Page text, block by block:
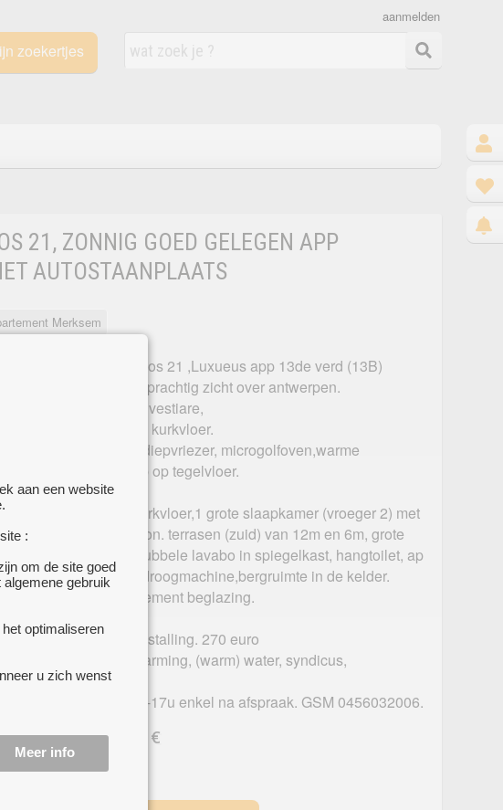
aan een website
:
om de site goed
gebruik
optimaliseren
u zich wenst
Meer info
zoekertjes
aanmelden
21, ZONNIG GOED GELEGEN APP
AUTOSTAANPLAATS
Merksem
Merksem, Leiebos 21 ,Luxueus app 13de verd (13B)
instapklaar met prachtig zicht over antwerpen.
uit inkomhal 6m met vestiare,
en veiligheidsdeur op kurkvloer.
10m met koelkast, diepvriezer, microgolfoven,warme
elekfornuis,dampkap op tegelvloer.
in L-vorm 40m op kurkvloer,1 grote slaapkamer (vroeger 2) met
kurkvloer, 2 grote zon. terrasen (zuid) van 12m en 6m, grote
met inloopdouche, dubbele lavabo in spiegelkast, hangtoilet, ap
wasmachine en droogmachine,bergruimte in de kelder.
door hoogrendement beglazing.
en fietsenstalling. 270 euro
maand,inclusief verwarming, (warm) water, syndicus,
op vrijdag tss 16-17u enkel na afspraak. GSM 0456032006.
per maand : 930 €